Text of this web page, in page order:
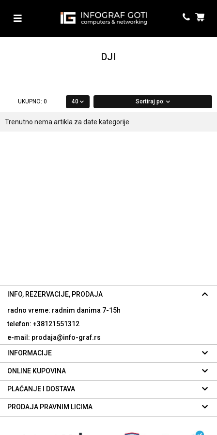
DJI
UKUPNO: 0 40 Sortiraj po:
Trenutno nema artikla za date kategorije
INFO, REZERVACIJE, PRODAJA
radno vreme: radnim danima 7-15h
telefon: +38121551312
e-mail: prodaja@info-graf.rs
INFORMACIJE
ONLINE KUPOVINA
PLAĆANJE I DOSTAVA
PRODAJA PRAVNIM LICIMA